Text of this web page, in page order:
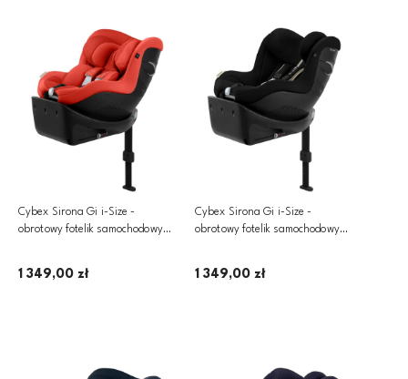
Cybex Sirona Gi i-Size -
obrotowy fotelik samochodowy
1 349,00 zł
Cybex Sirona Gi i-Size -
obrotowy fotelik samochodowy
1 349,00 zł